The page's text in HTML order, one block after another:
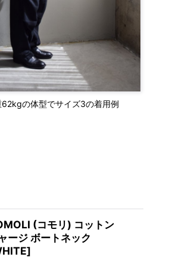
の体型でサイズ3の着用例
(コモリ) コットン
ージ ボートネック